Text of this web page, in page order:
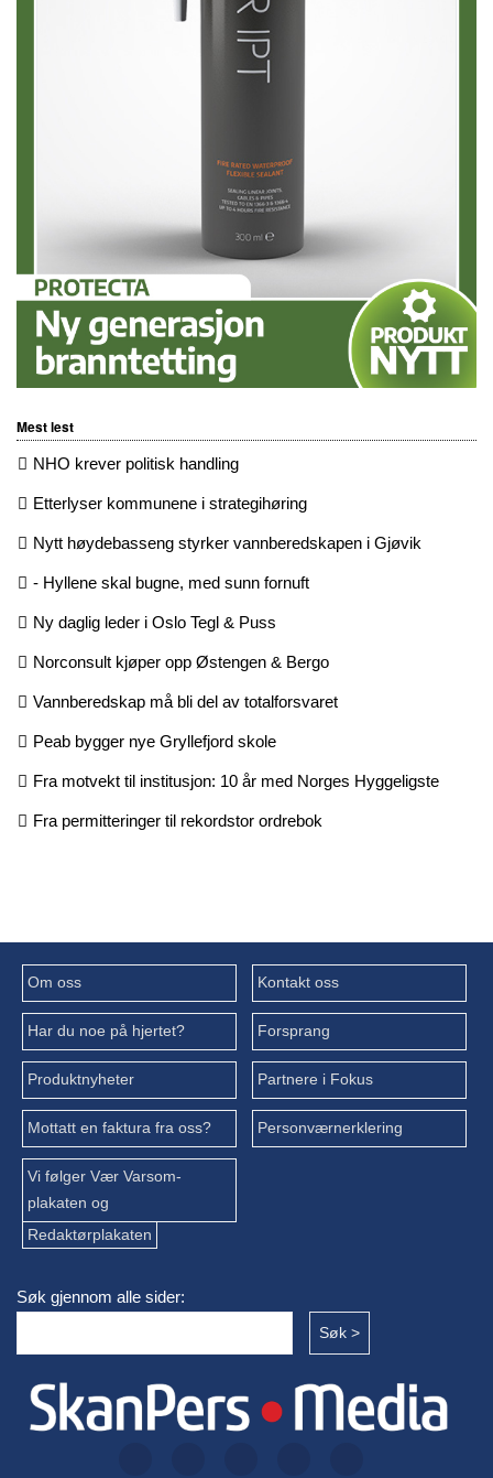
Mest lest
NHO krever politisk handling
Etterlyser kommunene i strategihøring
Nytt høydebasseng styrker vannberedskapen i Gjøvik
- Hyllene skal bugne, med sunn fornuft
Ny daglig leder i Oslo Tegl & Puss
Norconsult kjøper opp Østengen & Bergo
Vannberedskap må bli del av totalforsvaret
Peab bygger nye Gryllefjord skole
Fra motvekt til institusjon: 10 år med Norges Hyggeligste
Fra permitteringer til rekordstor ordrebok
Om oss Kontakt oss
Har du noe på hjertet? Forsprang
Produktnyheter Partnere i Fokus
Mottatt en faktura fra oss? Personværnerklering
Vi følger Vær Varsom-
plakaten og
Redaktørplakaten
Søk gjennom alle sider: